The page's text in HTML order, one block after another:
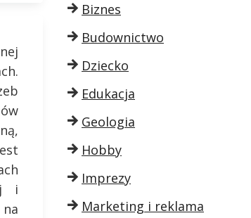
i
Biznes
Budownictwo
Dziecko
Edukacja
Geologia
Hobby
Imprezy
Marketing i reklama